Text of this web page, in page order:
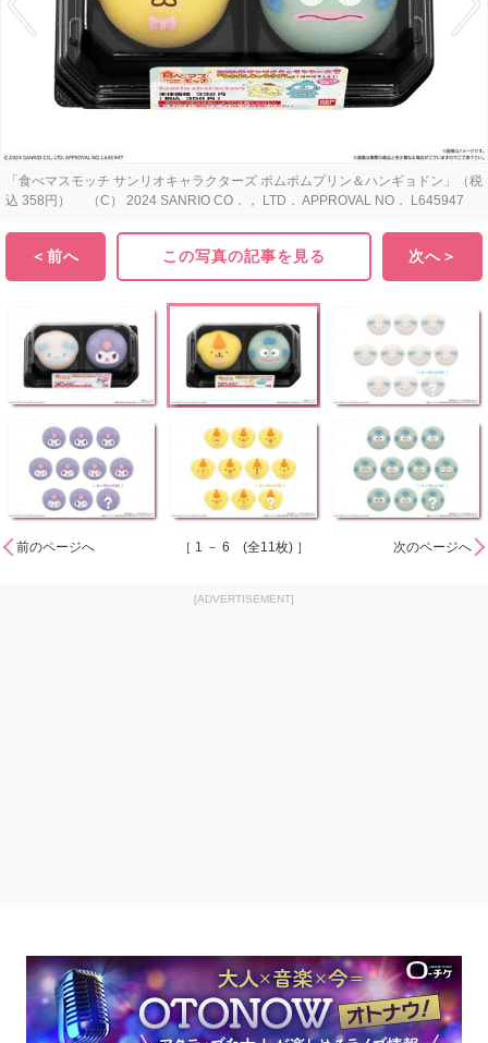
「食べマスモッチ サンリオキャラクターズ ポムポムプリン＆ハンギョドン」（税
込 358円） （C） 2024 SANRIO CO．， LTD． APPROVAL NO． L645947
＜前へ この写真の記事を見る 次へ＞
前のページへ ［ 1 － 6 (全11枚) ］ 次のページへ
[ADVERTISEMENT]